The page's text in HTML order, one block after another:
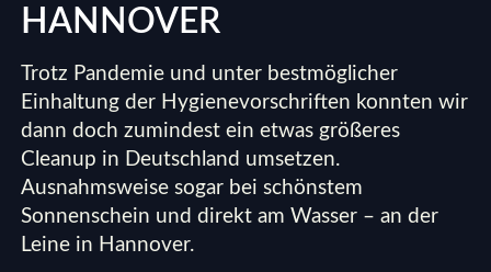
HANNOVER
Trotz Pandemie und unter bestmöglicher
Einhaltung der Hygienevorschriften konnten wir
dann doch zumindest ein etwas größeres
Cleanup in Deutschland umsetzen.
Ausnahmsweise sogar bei schönstem
Sonnenschein und direkt am Wasser – an der
Leine in Hannover.